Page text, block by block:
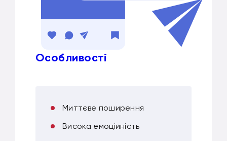
Особливості
Миттєве поширення
Висока емоційність